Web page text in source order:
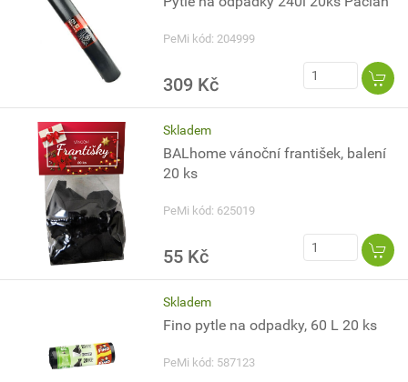
PeMi kód: 204999
309 Kč
Skladem
BALhome vánoční františek, balení
20 ks
PeMi kód: 625019
55 Kč
Skladem
Fino pytle na odpadky, 60 L 20 ks
PeMi kód: 587123